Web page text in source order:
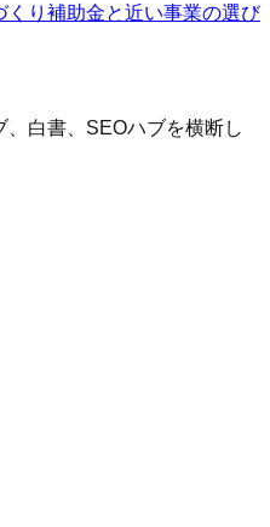
くり補助金と近い事業の選び
白書、SEOハブを横断し